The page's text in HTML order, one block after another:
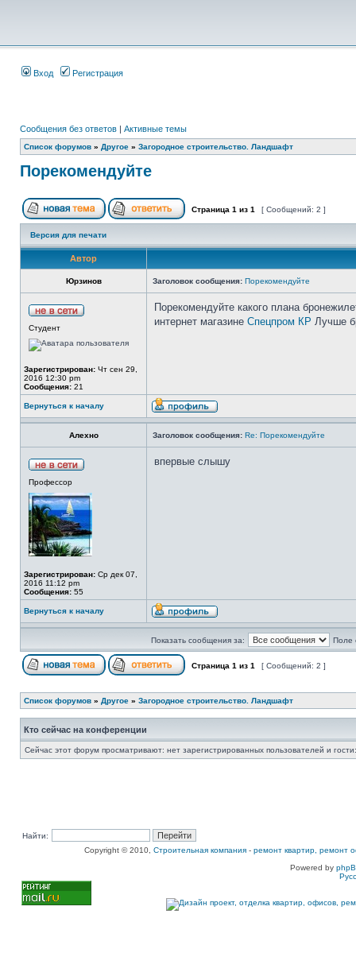
Вход Регистрация
Сообщения без ответов | Активные темы
Список форумов » Другое » Загородное строительство. Ландшафт
Порекомендуйте
Страница 1 из 1 [ Сообщений: 2 ]
Версия для печати
Автор
Юрзинов Заголовок сообщения: Порекомендуйте
Студент
Зарегистрирован: Чт сен 29,
2016 12:30 pm
Сообщения: 21
Порекомендуйте какого плана
интернет магазине Спецпром КР Лучше
Вернуться к началу
Алехно Заголовок сообщения: Re: Порекомендуйте
Профессор
Зарегистрирован: Ср дек 07,
2016 11:12 pm
Сообщения: 55
впервые слышу
Вернуться к началу
Показать сообщения за: Поле
Страница 1 из 1 [ Сообщений: 2 ]
Список форумов » Другое » Загородное строительство. Ландшафт
Кто сейчас на конференции
Сейчас этот форум просматривают: нет зарегистрированных пользователей и
Найти:
Copyright © 2010, Строительная компания - ремонт квартир, ремонт
Powered by